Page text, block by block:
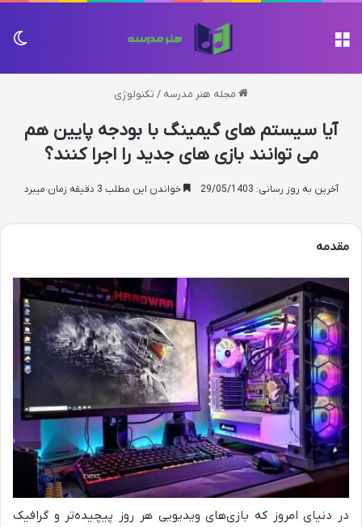
مجله هنر مدرسه / تکنولوژی
آیا سیستم های گیمینگ با بودجه پایین هم
می توانند بازی های جدید را اجرا کنند؟
آخرین به روز رسانی: 29/05/1403 خواندن این مطلب 3 دقیقه زمان میبرد
مقدمه
در دنیای امروز که بازی‌های ویدیویی هر روز پیچیده‌تر و گرافیک